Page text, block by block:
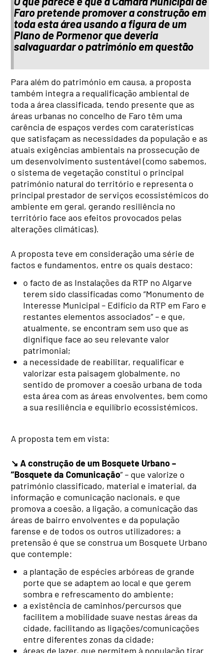
Faro pretende promover a construção em
toda esta área usando a figura de um
Plano de Pormenor que deveria
salvaguardar o património em questão
Para além do património em causa, a proposta
também integra a requalificação ambiental de
toda a área classificada, tendo presente que as
áreas urbanas no concelho de Faro têm uma
carência de espaços verdes com caraterísticas
que satisfaçam as necessidades da população e as
atuais exigências ambientais na prossecução de
um desenvolvimento sustentável (como sabemos,
o sistema de vegetação constitui o principal
património natural do território e representa o
principal prestador de serviços ecossistémicos do
ambiente em geral, gerando resiliência no
território face aos efeitos provocados pelas
alterações climáticas).
A proposta teve em consideração uma série de
factos e fundamentos, entre os quais destaco:
o facto de as Instalações da RTP no Algarve
terem sido classificadas como “Monumento de
Interesse Municipal – Edifício da RTP em Faro e
restantes elementos associados” – e que,
atualmente, se encontram sem uso que as
dignifique face ao seu relevante valor
patrimonial;
a necessidade de reabilitar, requalificar e
valorizar esta paisagem globalmente, no
sentido de promover a coesão urbana de toda
esta área com as áreas envolventes, bem como
a sua resiliência e equilíbrio ecossistémicos.
A proposta tem em vista:
↘ A construção de um Bosquete Urbano –
“Bosquete da Comunicação” – que valorize o
património classificado, material e imaterial, da
informação e comunicação nacionais, e que
promova a coesão, a ligação, a comunicação das
áreas de bairro envolventes e da população
farense e de todos os outros utilizadores; a
pretensão é que se construa um Bosquete Urbano
que contemple:
a plantação de espécies arbóreas de grande
porte que se adaptem ao local e que gerem
sombra e refrescamento do ambiente;
a existência de caminhos/percursos que
facilitem a mobilidade suave nestas áreas da
cidade, facilitando as ligações/comunicações
entre diferentes zonas da cidade;
áreas de lazer, que permitem à população tirar